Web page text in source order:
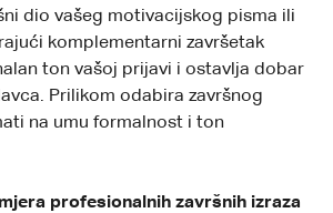
dio vašeg motivacijskog pisma ili
komplementarni završetak
ton vašoj prijavi i ostavlja dobar
Prilikom odabira završnog
na umu formalnost i ton
profesionalnih završnih izraza